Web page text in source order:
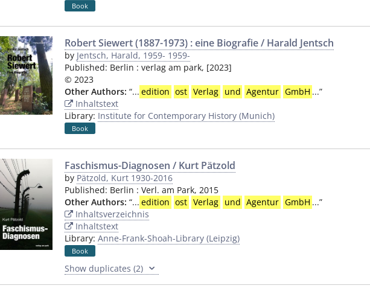
Book
Robert Siewert (1887-1973) : eine Biografie / Harald Jentsch
by Jentsch, Harald, 1959- 1959-
Published: Berlin : verlag am park, [2023]
© 2023
Other Authors: “... edition ost Verlag und Agentur GmbH ...”
Inhaltstext
Library: Institute for Contemporary History (Munich)
Book
Faschismus-Diagnosen / Kurt Pätzold
by Pätzold, Kurt 1930-2016
Published: Berlin : Verl. am Park, 2015
Other Authors: “... edition ost Verlag und Agentur GmbH ...”
Inhaltsverzeichnis
Inhaltstext
Library: Anne-Frank-Shoah-Library (Leipzig)
Book
Show duplicates (2)